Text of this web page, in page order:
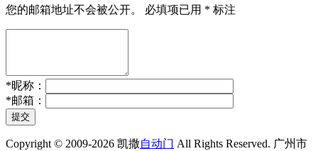
您的邮箱地址不会被公开。 必填项已用 * 标注
*昵称：
*邮箱：
提交
Copyright © 2009-2026 凯撒自动门 All Rights Reserved. 广州市